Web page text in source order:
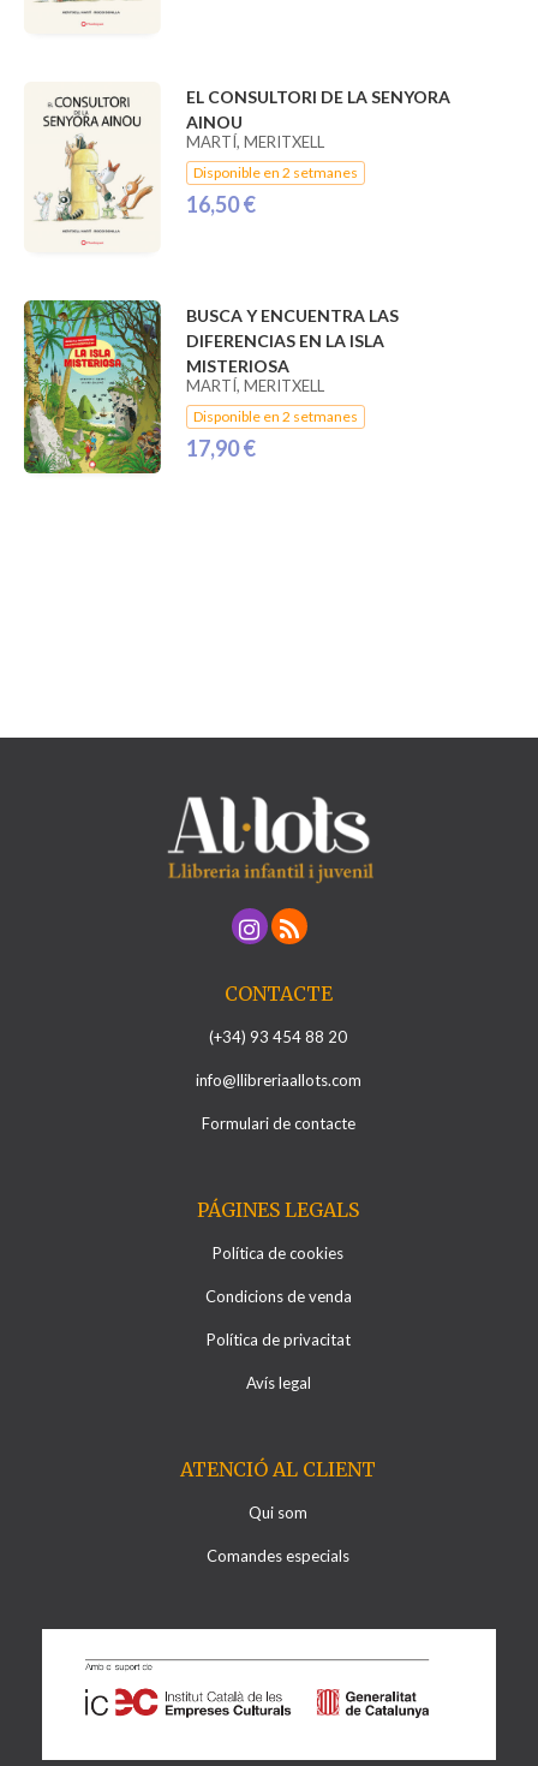
EL CONSULTORI DE LA SENYORA
AINOU
MARTÍ, MERITXELL
Disponible en 2 setmanes
16,50 €
BUSCA Y ENCUENTRA LAS
DIFERENCIAS EN LA ISLA
MISTERIOSA
MARTÍ, MERITXELL
Disponible en 2 setmanes
17,90 €
CONTACTE
(+34) 93 454 88 20
info@llibreriaallots.com
Formulari de contacte
PÁGINES LEGALS
Política de cookies
Condicions de venda
Política de privacitat
Avís legal
ATENCIÓ AL CLIENT
Qui som
Comandes especials